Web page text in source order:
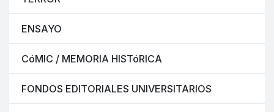
ENSAYO
CóMIC / MEMORIA HISTóRICA
FONDOS EDITORIALES UNIVERSITARIOS